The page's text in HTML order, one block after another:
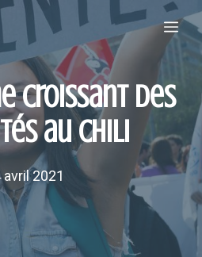
croissant des
au Chili
avril 2021